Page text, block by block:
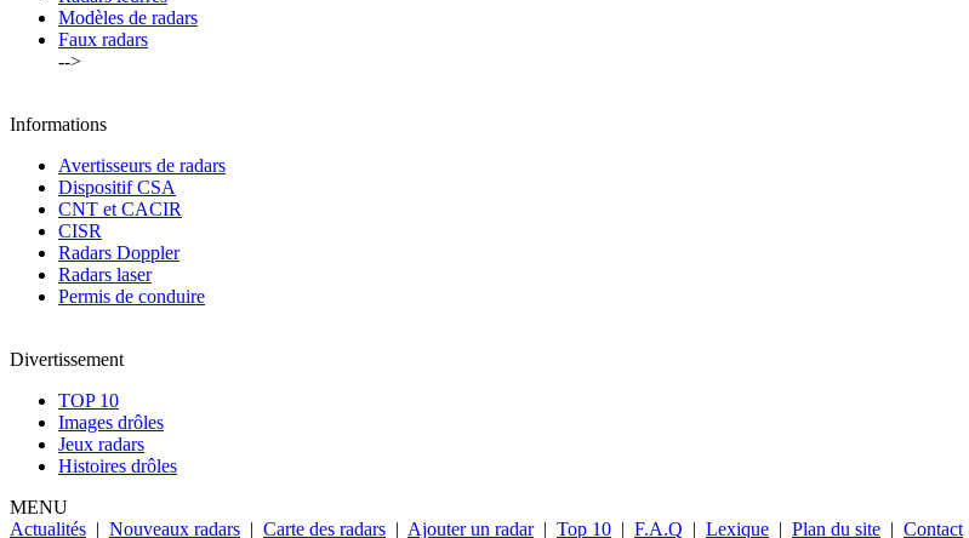
Modèles de radars
Faux radars
-->
Informations
Avertisseurs de radars
Dispositif CSA
CNT et CACIR
CISR
Radars Doppler
Radars laser
Permis de conduire
Divertissement
TOP 10
Images drôles
Jeux radars
Histoires drôles
MENU
Actualités | Nouveaux radars | Carte des radars | Ajouter un radar | Top 10 | F.A.Q | Lexique | Plan du site | Contact